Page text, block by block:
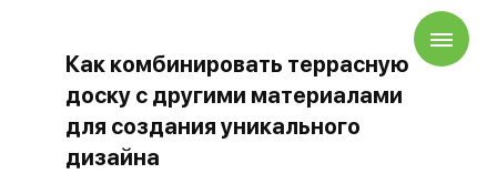
Как комбинировать террасную
доску с другими материалами
для создания уникального
дизайна